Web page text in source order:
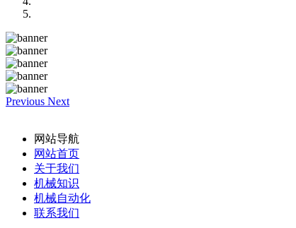
Previous Next
网站导航
网站首页
关于我们
机械知识
机械自动化
联系我们